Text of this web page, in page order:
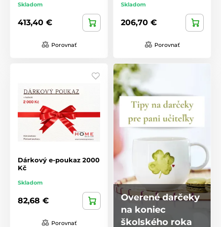
Skladom
413,40 €
Porovnať
Skladom
206,70 €
Porovnať
Dárkový e-poukaz 2000
Kč
Skladom
82,68 €
Porovnať
Overené darčeky
na koniec
školského roka